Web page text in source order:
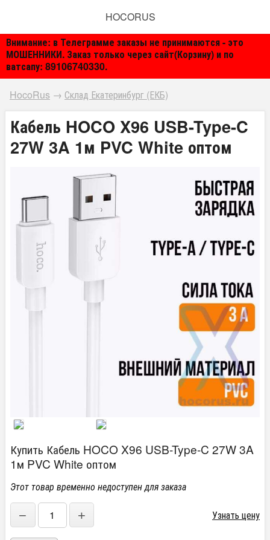
Внимание: в Телеграмме заказы не принимаются - это
МОШЕННИКИ. Заказ только через сайт(Корзину) и по
ватсапу: 89106740330.
HOCORUS
HocoRus → Склад Екатеринбург (ЕКБ)
Кабель HOCO X96 USB-Type-C
27W 3A 1м PVC White оптом
Купить Кабель HOCO X96 USB-Type-C 27W 3A
1м PVC White оптом
Этот товар временно недоступен для заказа
− + Узнать цену